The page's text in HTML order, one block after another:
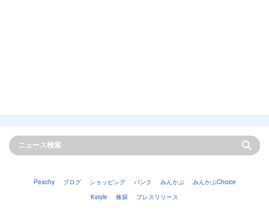
Peachy ブログ ショッピング バンク みんかぶ
みんかぶChoice
Kstyle
株探 プレスリリース